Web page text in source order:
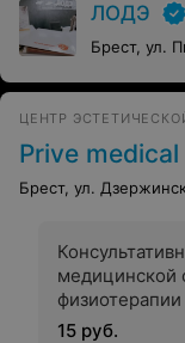
ЛОДЭ
Брест, ул.
ЦЕНТР
Prive
Брест, ул.
медицинской
физиотерапии
15 руб.